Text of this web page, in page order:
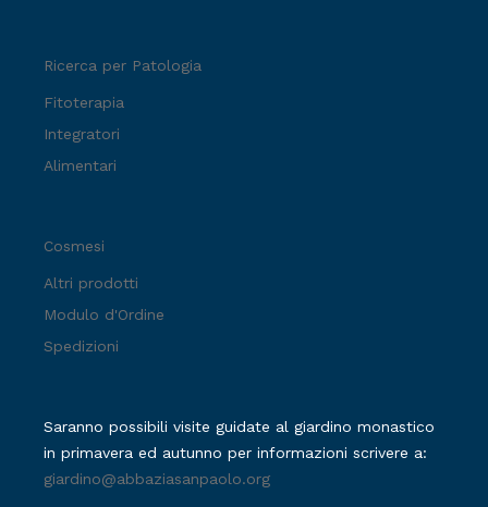
Ricerca per Patologia
Fitoterapia
Integratori
Alimentari
Cosmesi
Altri prodotti
Modulo d'Ordine
Spedizioni
Saranno possibili visite guidate al giardino monastico
in primavera ed autunno per informazioni scrivere a:
giardino@abbaziasanpaolo.org